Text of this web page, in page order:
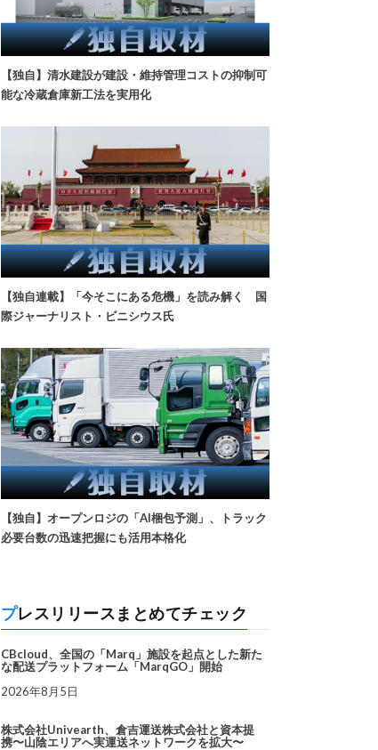
【独自】清水建設が建設・維持管理コストの抑制可
能な冷蔵倉庫新工法を実用化
【独自連載】「今そこにある危機」を読み解く 国
際ジャーナリスト・ビニシウス氏
【独自】オープンロジの「AI梱包予測」、トラック
必要台数の迅速把握にも活用本格化
プレスリリースまとめてチェック
CBcloud、全国の「Marq」施設を起点とした新た
な配送プラットフォーム「MarqGO」開始
2026年8月5日
株式会社Univearth、倉吉運送株式会社と資本提
携〜山陰エリアへ実運送ネットワークを拡大〜